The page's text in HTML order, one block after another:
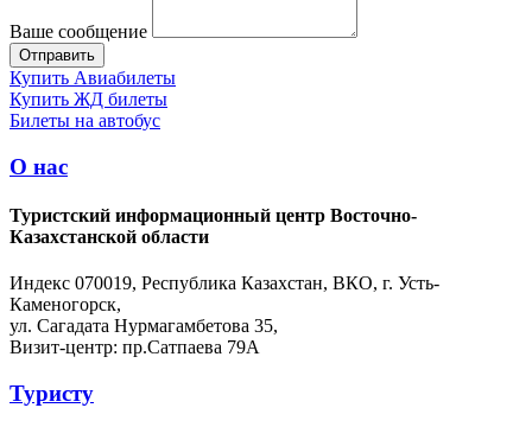
Ваше сообщение
Купить Авиабилеты
Купить ЖД билеты
Билеты на автобус
О нас
Туристский информационный центр Восточно-
Казахстанской области
Индекс 070019, Республика Казахстан, ВКО, г. Усть-
Каменогорск,
ул. Сагадата Нурмагамбетова 35,
Визит-центр: пр.Сатпаева 79А
Туристу